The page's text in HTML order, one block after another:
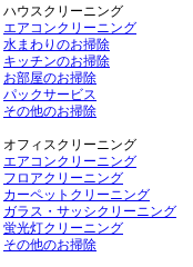
ハウスクリーニング
エアコンクリーニング
水まわりのお掃除
キッチンのお掃除
お部屋のお掃除
パックサービス
その他のお掃除
オフィスクリーニング
エアコンクリーニング
フロアクリーニング
カーペットクリーニング
ガラス・サッシクリーニング
蛍光灯クリーニング
その他のお掃除